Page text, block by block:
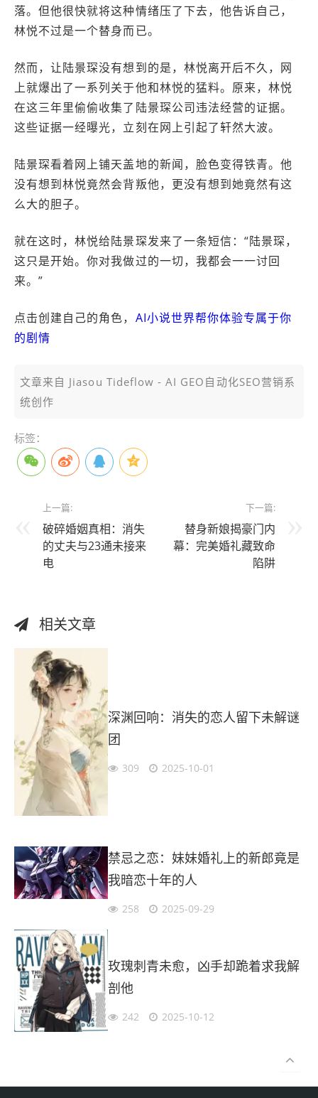
落。但他很快就将这种情绪压了下去，他告诉自己，
林悦不过是一个替身而已。
然而，让陆景琛没有想到的是，林悦离开后不久，网
上就爆出了一系列关于他和林悦的猛料。原来，林悦
在这三年里偷偷收集了陆景琛公司违法经营的证据。
这些证据一经曝光，立刻在网上引起了轩然大波。
陆景琛看着网上铺天盖地的新闻，脸色变得铁青。他
没有想到林悦竟然会背叛他，更没有想到她竟然有这
么大的胆子。
就在这时，林悦给陆景琛发来了一条短信：“陆景琛，
这只是开始。你对我做过的一切，我都会一一讨回
来。”
点击创建自己的角色， AI小说世界帮你体验专属于你
的剧情
文章来自 Jiasou Tideflow - AI GEO自动化SEO营销系
统创作
标签：
上一篇:
破碎婚姻真相：消失
的丈夫与23通未接来
电
下一篇:
替身新娘揭豪门内
幕：完美婚礼藏致命
陷阱
相关文章
深渊回响：消失的恋人留下未解谜
团
309 2025-10-01
禁忌之恋：妹妹婚礼上的新郎竟是
我暗恋十年的人
258 2025-09-29
玫瑰刺青未愈，凶手却跪着求我解
剖他
242 2025-10-12